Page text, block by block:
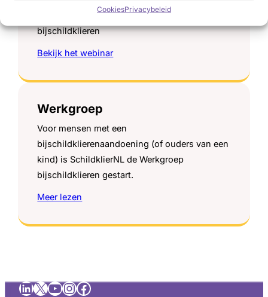
CookiesPrivacybeleid
webinar mee in de wereld van de
bijschildklieren
Bekijk het webinar
Werkgroep
Voor mensen met een
bijschildklierenaandoening (of ouders van een
kind) is SchildklierNL de Werkgroep
bijschildklieren gestart.
Meer lezen
LinkedIn
X YouTube
Instagram
Facebook